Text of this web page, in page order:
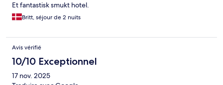
Et fantastisk smukt hotel.
Britt, séjour de 2 nuits
Avis vérifié
10/10 Exceptionnel
17 nov. 2025